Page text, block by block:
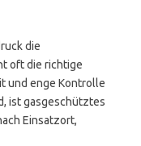
die
oft die richtige
und enge Kontrolle
ist gasgeschütztes
Einsatzort,